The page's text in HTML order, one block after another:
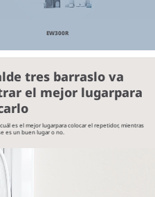
EW300R
de tres barraslo va
el mejor lugarpara
es el mejor lugarpara colocar el repetidor, mientras
es un buen lugar o no.